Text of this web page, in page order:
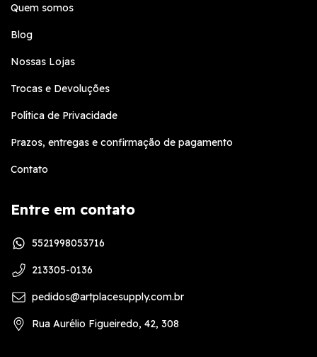
Quem somos
Blog
Nossas Lojas
Trocas e Devoluções
Política de Privacidade
Prazos, entregas e confirmação de pagamento
Contato
Entre em contato
5521998053716
213305-0136
pedidos@artplacesupply.com.br
Rua Aurélio Figueiredo, 42, 308